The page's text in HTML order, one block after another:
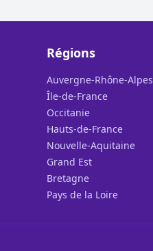
Régions
Auvergne-Rhône-Alpes
Île-de-France
Occitanie
Hauts-de-France
Nouvelle-Aquitaine
Grand Est
Bretagne
Pays de la Loire